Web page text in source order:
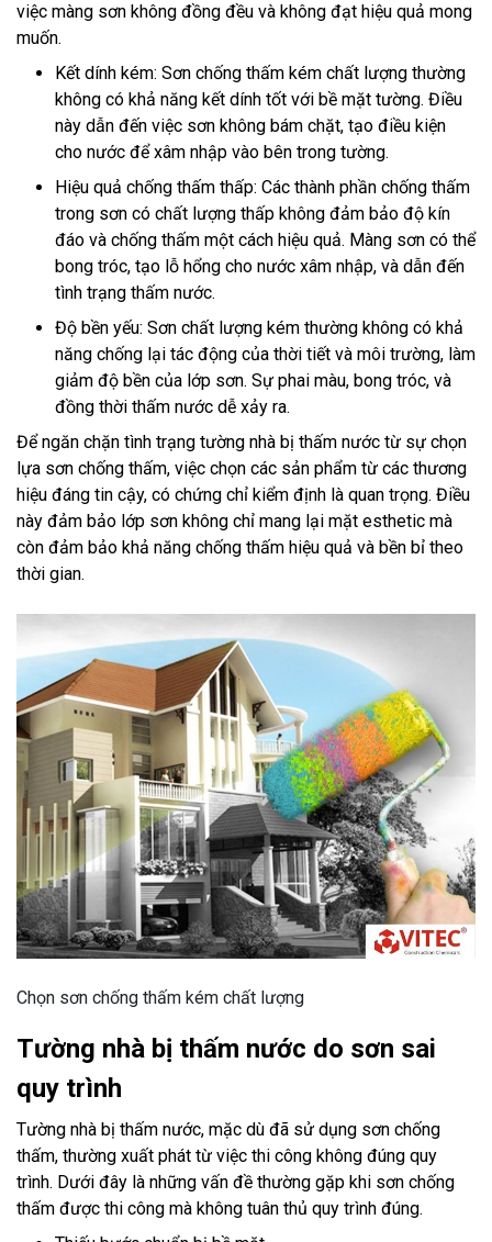
việc màng sơn không đồng đều và không đạt hiệu quả mong
muốn.
Kết dính kém: Sơn chống thấm kém chất lượng thường
không có khả năng kết dính tốt với bề mặt tường. Điều
này dẫn đến việc sơn không bám chặt, tạo điều kiện
cho nước để xâm nhập vào bên trong tường.
Hiệu quả chống thấm thấp: Các thành phần chống thấm
trong sơn có chất lượng thấp không đảm bảo độ kín
đáo và chống thấm một cách hiệu quả. Màng sơn có thể
bong tróc, tạo lỗ hổng cho nước xâm nhập, và dẫn đến
tình trạng thấm nước.
Độ bền yếu: Sơn chất lượng kém thường không có khả
năng chống lại tác động của thời tiết và môi trường, làm
giảm độ bền của lớp sơn. Sự phai màu, bong tróc, và
đồng thời thấm nước dễ xảy ra.
Để ngăn chặn tình trạng tường nhà bị thấm nước từ sự chọn
lựa sơn chống thấm, việc chọn các sản phẩm từ các thương
hiệu đáng tin cậy, có chứng chỉ kiểm định là quan trọng. Điều
này đảm bảo lớp sơn không chỉ mang lại mặt esthetic mà
còn đảm bảo khả năng chống thấm hiệu quả và bền bỉ theo
thời gian.
Chọn sơn chống thấm kém chất lượng
Tường nhà bị thấm nước do sơn sai
quy trình
Tường nhà bị thấm nước, mặc dù đã sử dụng sơn chống
thấm, thường xuất phát từ việc thi công không đúng quy
trình. Dưới đây là những vấn đề thường gặp khi sơn chống
thấm được thi công mà không tuân thủ quy trình đúng.